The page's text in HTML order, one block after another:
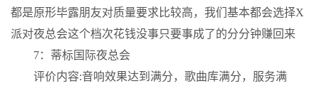
都是原形毕露朋友对质量要求比较高，我们基本都会选择X
派对夜总会这个档次花钱没事只要事成了的分分钟赚回来
7：蒂标国际夜总会
评价内容:音响效果达到满分，歌曲库满分，服务满